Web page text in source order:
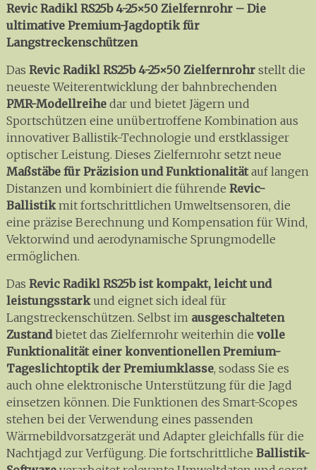
Revic Radikl RS25b 4-25×50 Zielfernrohr – Die
ultimative Premium-Jagdoptik für
Langstreckenschützen
Das Revic Radikl RS25b 4-25×50 Zielfernrohrstellt die
neueste Weiterentwicklung der bahnbrechenden
PMR-Modellreihedar und bietet Jägern und
Sportschützen eine unübertroffene Kombination aus
innovativer Ballistik-Technologie und erstklassiger
optischer Leistung. Dieses Zielfernrohr setzt neue
Maßstäbe für Präzision und Funktionalitätauf langen
Distanzen und kombiniert die führende Revic-
Ballistikmit fortschrittlichen Umweltsensoren, die
eine präzise Berechnung und Kompensation für Wind,
Vektorwind und aerodynamische Sprungmodelle
ermöglichen.
Das Revic Radikl RS25b ist kompakt, leicht und
leistungsstarkund eignet sich ideal für
Langstreckenschützen. Selbst im ausgeschalteten
Zustandbietet das Zielfernrohr weiterhin die volle
Funktionalität einer konventionellen Premium-
Tageslichtoptik der Premiumklasse, sodass Sie es
auch ohne elektronische Unterstützung für die Jagd
einsetzen können. Die Funktionen des Smart-Scopes
stehen bei der Verwendung eines passenden
Wärmebildvorsatzgerät und Adapter gleichfalls für die
Nachtjagd zur Verfügung. Die fortschrittliche Ballistik-